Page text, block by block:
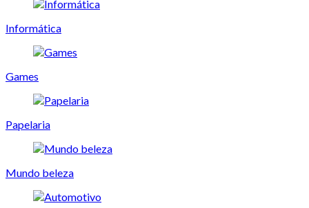
Informática
Games
Papelaria
Mundo beleza